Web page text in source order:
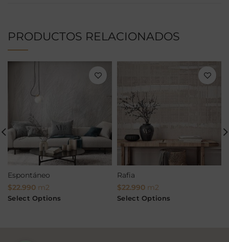
PRODUCTOS RELACIONADOS
Espontáneo
$22.990 m2
Select Options
Rafia
$22.990 m2
Select Options